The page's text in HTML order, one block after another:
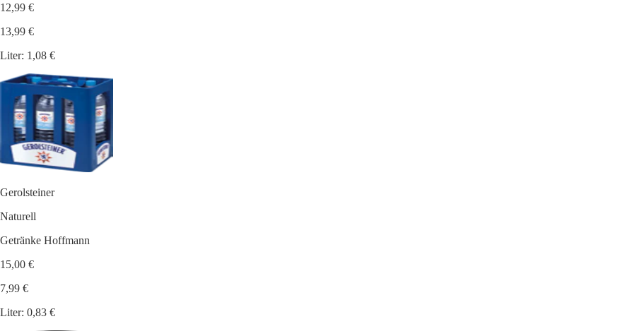
12,99 €
13,99 €
Liter: 1,08 €
Gerolsteiner
Naturell
Getränke Hoffmann
15,00 €
7,99 €
Liter: 0,83 €